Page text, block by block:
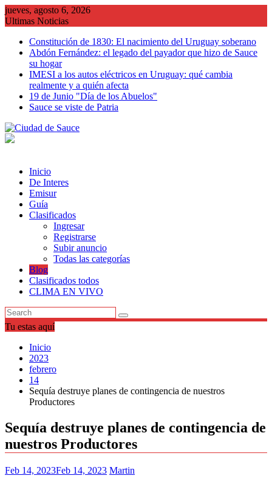
Saltar
al
jueves, agosto 6, 2026
Ultimas Noticias
Constitución de 1830: El nacimiento del Uruguay soberano
Abdón Fernández: el legado del payador que hizo de Sauce
su hogar
IMESI a los autos eléctricos en Uruguay: qué cambia
realmente y a quién afecta
19 de Junio "Día de los Abuelos"
Sauce se viste de Patria
Inicio
De Interes
Emisur
Guía
Clasificados
Ingresar
Registrarse
Subir anuncio
Todas las categorías
Blog
Clasificados todos
CLIMA EN VIVO
Tu estas aquí
Inicio
2023
febrero
14
Sequía destruye planes de contingencia de nuestros
Productores
Sequía destruye planes de contingencia de
nuestros Productores
Feb 14, 2023Feb 14, 2023 Martin